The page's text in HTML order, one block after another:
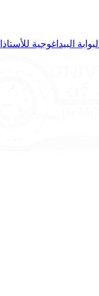
البيداغوجية للأستاذ